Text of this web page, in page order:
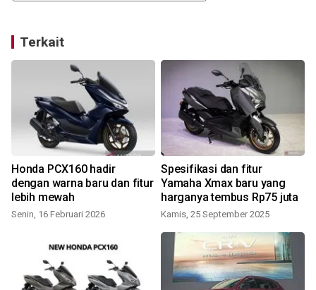
Terkait
Honda PCX160 hadir
dengan warna baru dan fitur
lebih mewah
Senin, 16 Februari 2026
Spesifikasi dan fitur
Yamaha Xmax baru yang
harganya tembus Rp75 juta
Kamis, 25 September 2025